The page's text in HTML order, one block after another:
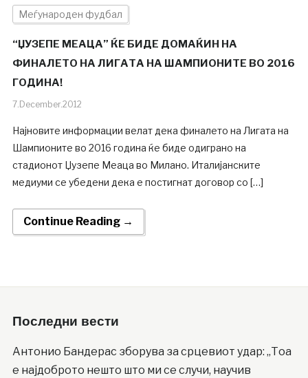
Меѓународен фудбал
“ЏУЗЕПЕ МЕАЦА” ЌЕ БИДЕ ДОМАЌИН НА
ФИНАЛЕТО НА ЛИГАТА НА ШАМПИОНИТЕ ВО 2016
ГОДИНА!
7.December.2012
Најновите информации велат дека финалето на Лигата на
Шампионите во 2016 година ќе биде одиграно на
стадионот Џузепе Меаца во Милано. Италијанските
медиуми се убедени дека е постигнат договор со […]
Continue Reading →
Последни вести
Антонио Бандерас зборува за срцевиот удар: „Тоа
е најдоброто нешто што ми се случи, научив